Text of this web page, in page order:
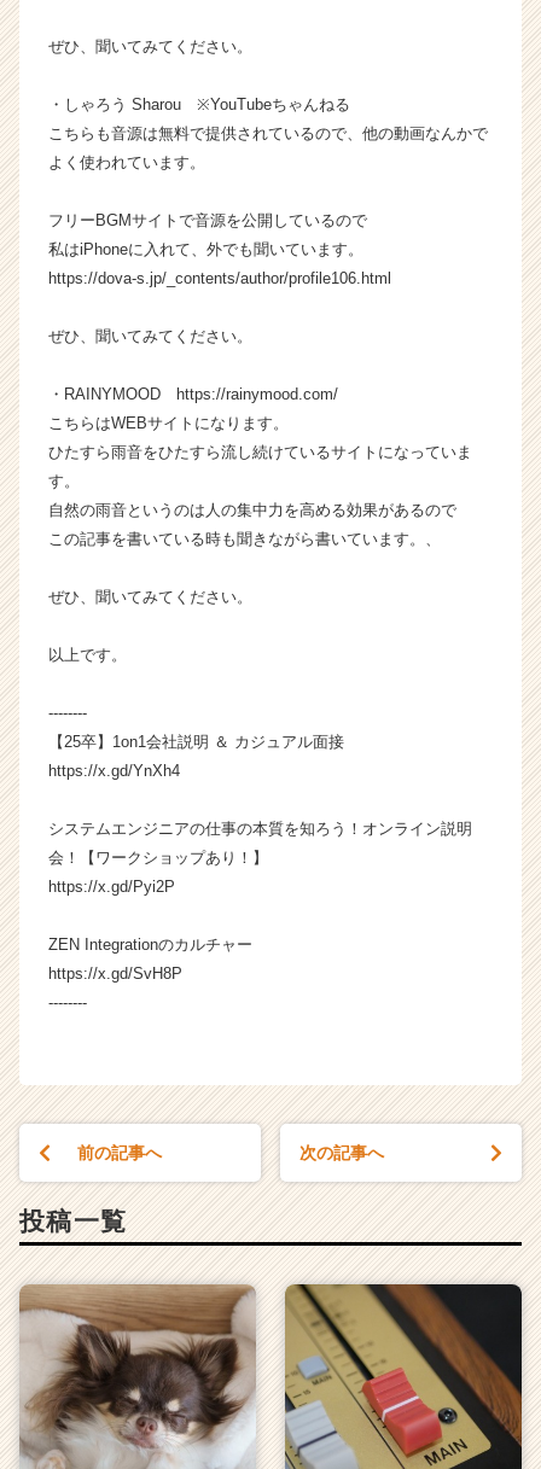
ャ
（C
h
r
C
e
ぜひ、聞いてみてください。
・しゃろう Sharou ※YouTubeちゃんねる
こちらも音源は無料で提供されているので、他の動画なんかで
よく使われています。
フリーBGMサイトで音源を公開しているので
私はiPhoneに入れて、外でも聞いています。
https://dova-s.jp/_contents/author/profile106.html
ぜひ、聞いてみてください。
・RAINYMOOD https://rainymood.com/
こちらはWEBサイトになります。
ひたすら雨音をひたすら流し続けているサイトになっていま
す。
自然の雨音というのは人の集中力を高める効果があるので
この記事を書いている時も聞きながら書いています。、
ぜひ、聞いてみてください。
以上です。
--------
【25卒】1on1会社説明 ＆ カジュアル面接
https://x.gd/YnXh4
システムエンジニアの仕事の本質を知ろう！オンライン説明
会！【ワークショップあり！】
https://x.gd/Pyi2P
ZEN Integrationのカルチャー
https://x.gd/SvH8P
--------
前の記事へ 次の記事へ
投稿一覧